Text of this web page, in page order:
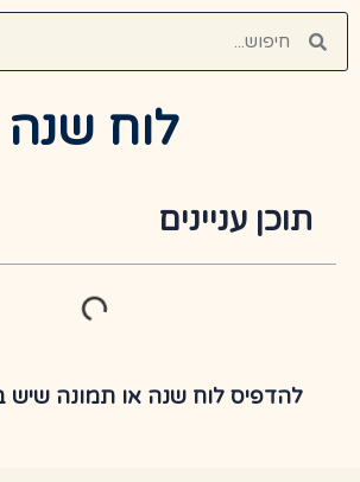
לוח שנה
תוכן עניינים
להדפיס לוח שנה או תמונה